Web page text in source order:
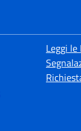
Leggi le